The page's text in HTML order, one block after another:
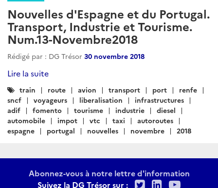
Nouvelles d'Espagne et du Portugal.
Transport, Industrie et Tourisme.
Num.13-Novembre2018
Rédigé par : DG Trésor 30 novembre 2018
Lire la suite
Catégories
:
train route avion transport port
renfe
sncf
voyageurs liberalisation
infrastructures
adif
fomento tourisme industrie
diesel
automobile
impot vtc taxi
autoroutes
espagne
portugal nouvelles novembre 2018
Abonnez-vous à notre lettre d'information
Suivez la DG Trésor sur :
TwitterLinkedIn